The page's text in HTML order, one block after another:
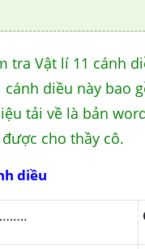
tra Vật lí 11 cánh
diều này bao
tải về là bản
cho thầy cô.
diều